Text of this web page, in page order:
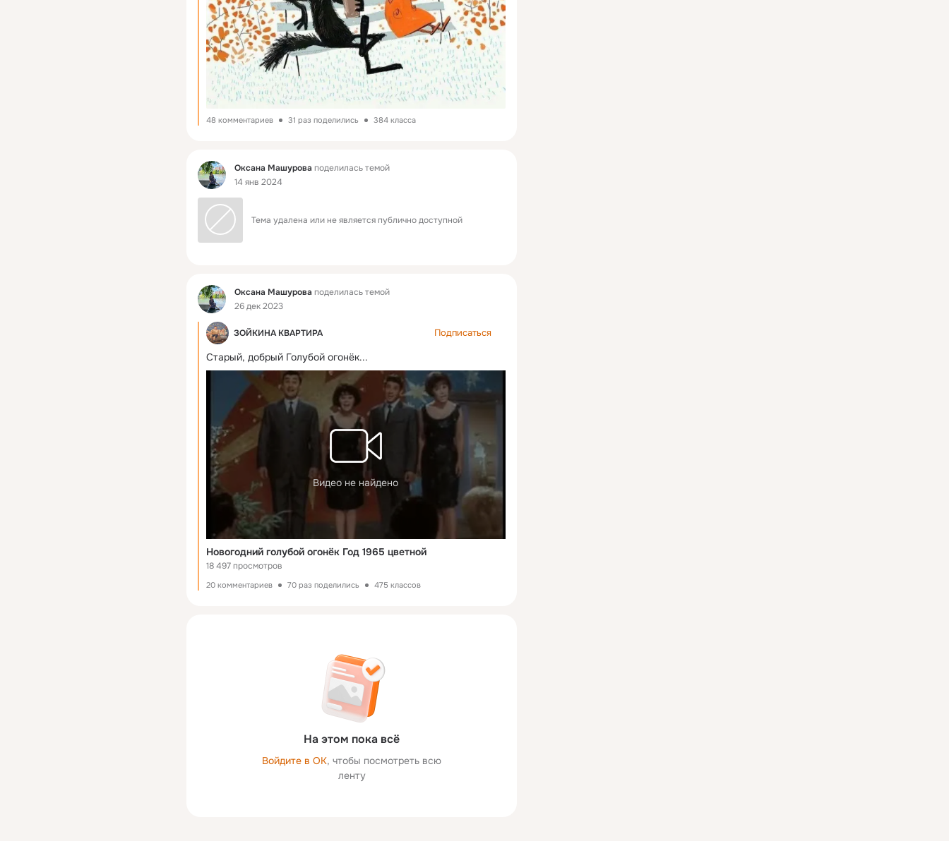
48 комментариев 31 раз поделились 384 класса
Фид Оксана Машурова поделилась темой
14 янв 2024
Тема удалена или не является публично доступной
Фид Оксана Машурова поделилась темой
26 дек 2023
ЗОЙКИНА КВАРТИРА Подписаться
Старый, добрый Голубой огонёк...
Видео не найдено
Новогодний голубой огонёк Год 1965 цветной
18 497 просмотров
20 комментариев 70 раз поделились 475 классов
На этом пока всё
Войдите в ОК, чтобы посмотреть всю
ленту